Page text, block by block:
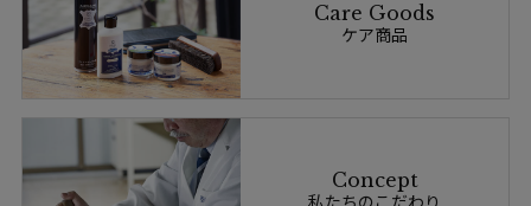
Care Goods
ケア商品
Concept
私たちのこだわり